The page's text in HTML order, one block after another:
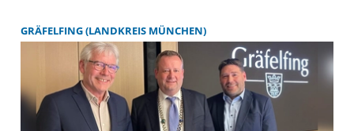
GRÄFELFING (LANDKREIS MÜNCHEN)